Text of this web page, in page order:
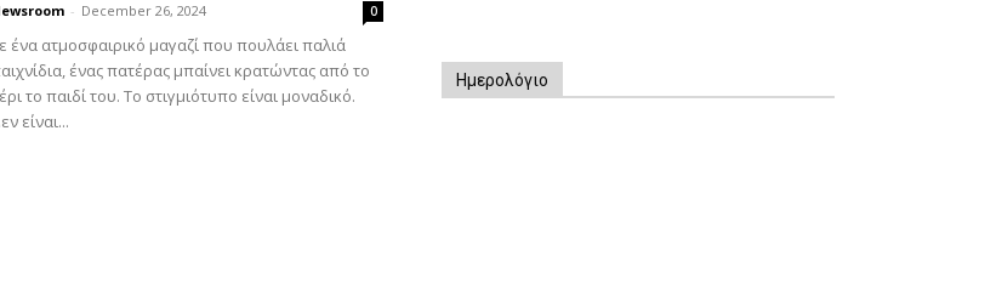
- December 26, 2024 0
ένα ατμοσφαιρικό μαγαζί που πουλάει παλιά
ένας πατέρας μπαίνει κρατώντας από το
το παιδί του. Το στιγμιότυπο είναι μοναδικό.
είναι...
Ημερολόγιο